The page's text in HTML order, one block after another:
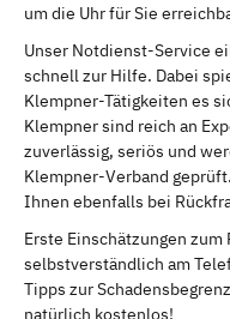
um die Uhr für Sie
Unser Notdienst-Service
schnell zur Hilfe. Dabei
Klempner-Tätigkeiten es
Klempner sind reich an
zuverlässig, seriös und
Klempner-Verband
Ihnen ebenfalls bei
Erste Einschätzungen
selbstverständlich am
Tipps zur
natürlich kostenlos!